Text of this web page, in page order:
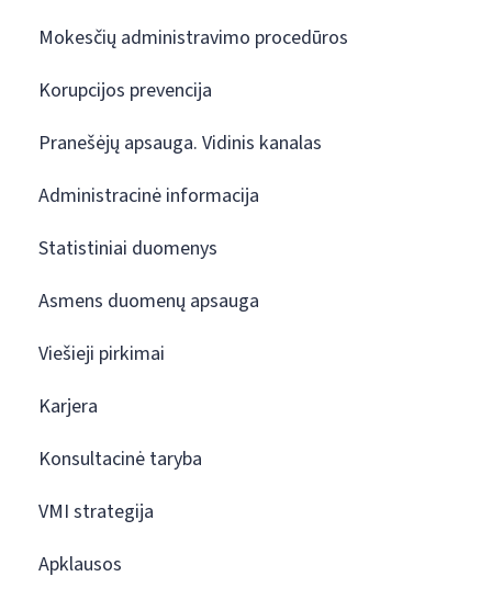
Mokesčių administravimo procedūros
Korupcijos prevencija
Pranešėjų apsauga. Vidinis kanalas
Administracinė informacija
Statistiniai duomenys
Asmens duomenų apsauga
Viešieji pirkimai
Karjera
Konsultacinė taryba
VMI strategija
Apklausos